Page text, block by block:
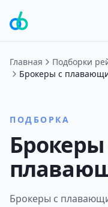
Главная
Подборки
Брокеры с
ПОДБОРКА
Брокеры
Брокеры с